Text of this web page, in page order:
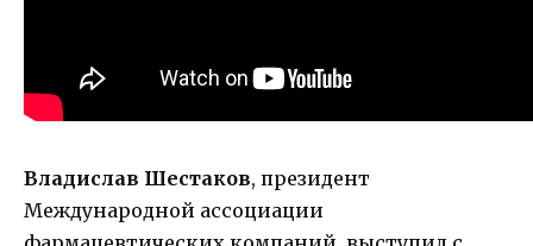
Владислав Шестаков, президент
Международной ассоциации